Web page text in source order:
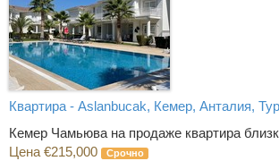
Квартира - Aslanbucak, Кемер, Анталия,
Кемер Чамьюва на продаже квартира
Цена €215,000
Срочно